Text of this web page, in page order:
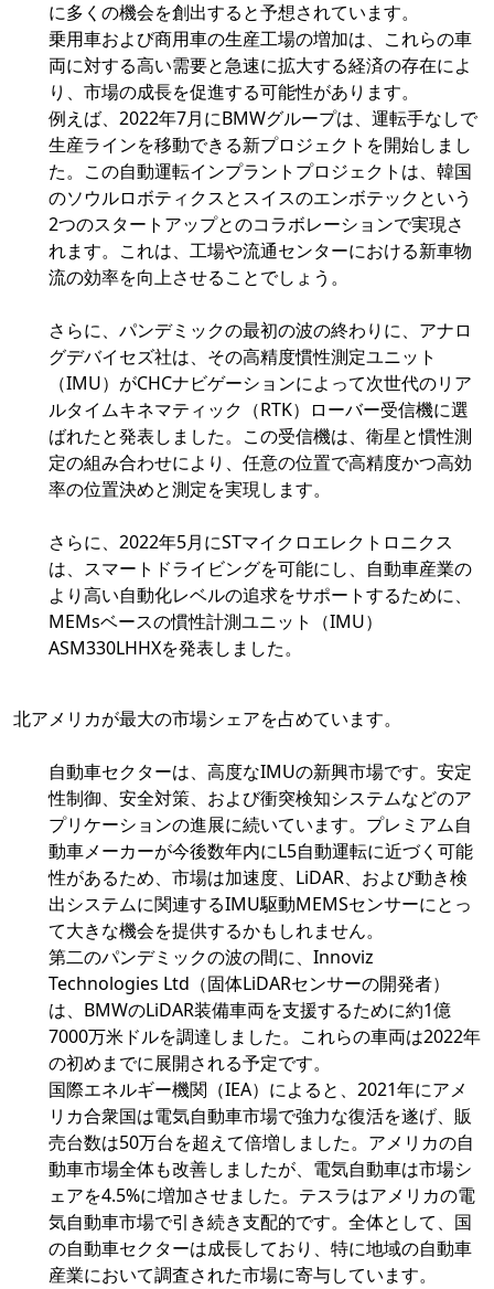
に多くの機会を創出すると予想されています。
乗用車および商用車の生産工場の増加は、これらの車
両に対する高い需要と急速に拡大する経済の存在によ
り、市場の成長を促進する可能性があります。
例えば、2022年7月にBMWグループは、運転手なしで
生産ラインを移動できる新プロジェクトを開始しまし
た。この自動運転インプラントプロジェクトは、韓国
のソウルロボティクスとスイスのエンボテックという
2つのスタートアップとのコラボレーションで実現さ
れます。これは、工場や流通センターにおける新車物
流の効率を向上させることでしょう。
さらに、パンデミックの最初の波の終わりに、アナロ
グデバイセズ社は、その高精度慣性測定ユニット
（IMU）がCHCナビゲーションによって次世代のリア
ルタイムキネマティック（RTK）ローバー受信機に選
ばれたと発表しました。この受信機は、衛星と慣性測
定の組み合わせにより、任意の位置で高精度かつ高効
率の位置決めと測定を実現します。
さらに、2022年5月にSTマイクロエレクトロニクス
は、スマートドライビングを可能にし、自動車産業の
より高い自動化レベルの追求をサポートするために、
MEMsベースの慣性計測ユニット（IMU）
ASM330LHHXを発表しました。
北アメリカが最大の市場シェアを占めています。
自動車セクターは、高度なIMUの新興市場です。安定
性制御、安全対策、および衝突検知システムなどのア
プリケーションの進展に続いています。プレミアム自
動車メーカーが今後数年内にL5自動運転に近づく可能
性があるため、市場は加速度、LiDAR、および動き検
出システムに関連するIMU駆動MEMSセンサーにとっ
て大きな機会を提供するかもしれません。
第二のパンデミックの波の間に、Innoviz
Technologies Ltd（固体LiDARセンサーの開発者）
は、BMWのLiDAR装備車両を支援するために約1億
7000万米ドルを調達しました。これらの車両は2022年
の初めまでに展開される予定です。
国際エネルギー機関（IEA）によると、2021年にアメ
リカ合衆国は電気自動車市場で強力な復活を遂げ、販
売台数は50万台を超えて倍増しました。アメリカの自
動車市場全体も改善しましたが、電気自動車は市場シ
ェアを4.5%に増加させました。テスラはアメリカの電
気自動車市場で引き続き支配的です。全体として、国
の自動車セクターは成長しており、特に地域の自動車
産業において調査された市場に寄与しています。